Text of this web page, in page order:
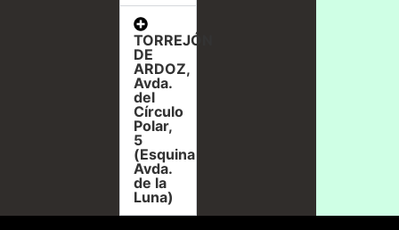
TORREJÓN
DE
ARDOZ,
Avda.
del
Círculo
Polar,
5
(Esquina
Avda.
de la
Luna)